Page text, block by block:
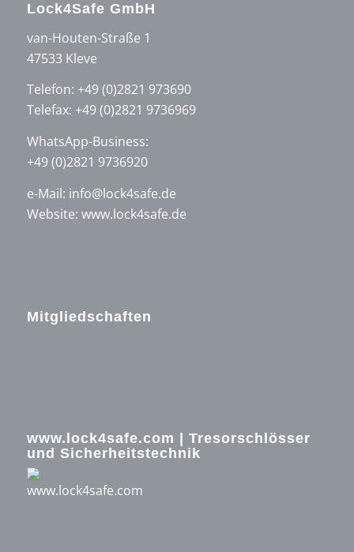
Lock4Safe GmbH
van-Houten-Straße 1
47533 Kleve
Telefon: +49 (0)2821 973690
Telefax: +49 (0)2821 9736969
WhatsApp-Business:
+49 (0)2821 9736920
e-Mail: info@lock4safe.de
Website: www.lock4safe.de
Mitgliedschaften
www.lock4safe.com | Tresorschlösser
und Sicherheitstechnik